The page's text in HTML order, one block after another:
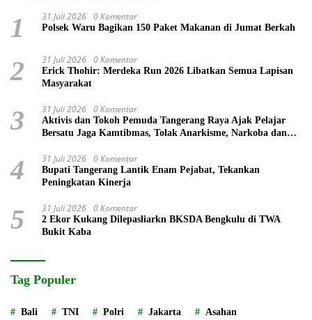
1 31 Juli 2026 0 Komentar
Polsek Waru Bagikan 150 Paket Makanan di Jumat Berkah
2 31 Juli 2026 0 Komentar
Erick Thohir: Merdeka Run 2026 Libatkan Semua Lapisan
Masyarakat
3 31 Juli 2026 0 Komentar
Aktivis dan Tokoh Pemuda Tangerang Raya Ajak Pelajar
Bersatu Jaga Kamtibmas, Tolak Anarkisme, Narkoba dan
4 31 Juli 2026 0 Komentar
Bupati Tangerang Lantik Enam Pejabat, Tekankan
Peningkatan Kinerja
5 31 Juli 2026 0 Komentar
2 Ekor Kukang Dilepasliarkn BKSDA Bengkulu di TWA
Bukit Kaba
Tag Populer
Bali TNI Polri Jakarta Asahan